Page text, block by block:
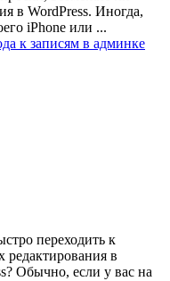
в WordPress. Иногда,
iPhone или ...
к записям в админке
переходить к
в
Обычно, если у вас на